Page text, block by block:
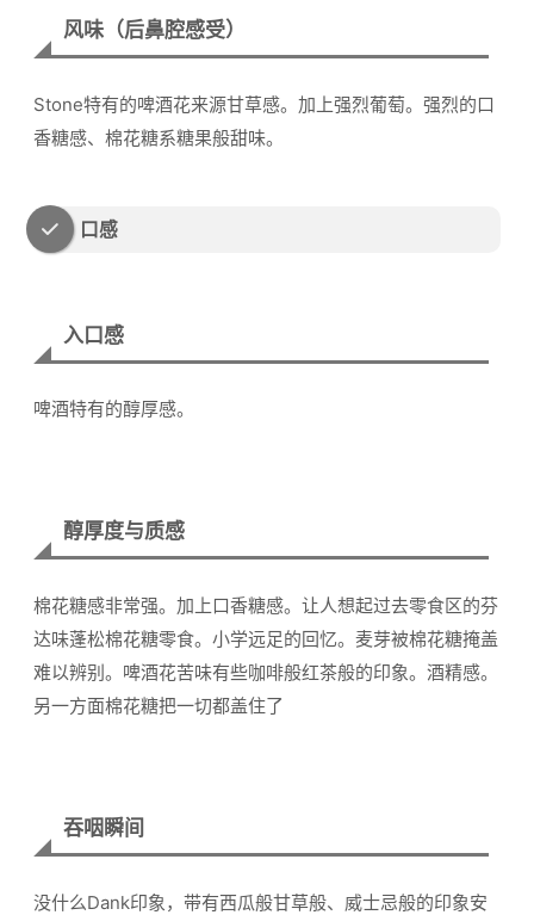
风味（后鼻腔感受）
Stone特有的啤酒花来源甘草感。加上强烈葡萄。强烈的口
香糖感、棉花糖系糖果般甜味。
口感
入口感
啤酒特有的醇厚感。
醇厚度与质感
棉花糖感非常强。加上口香糖感。让人想起过去零食区的芬
达味蓬松棉花糖零食。小学远足的回忆。麦芽被棉花糖掩盖
难以辨别。啤酒花苦味有些咖啡般红茶般的印象。酒精感。
另一方面棉花糖把一切都盖住了
吞咽瞬间
没什么Dank印象，带有西瓜般甘草般、威士忌般的印象安